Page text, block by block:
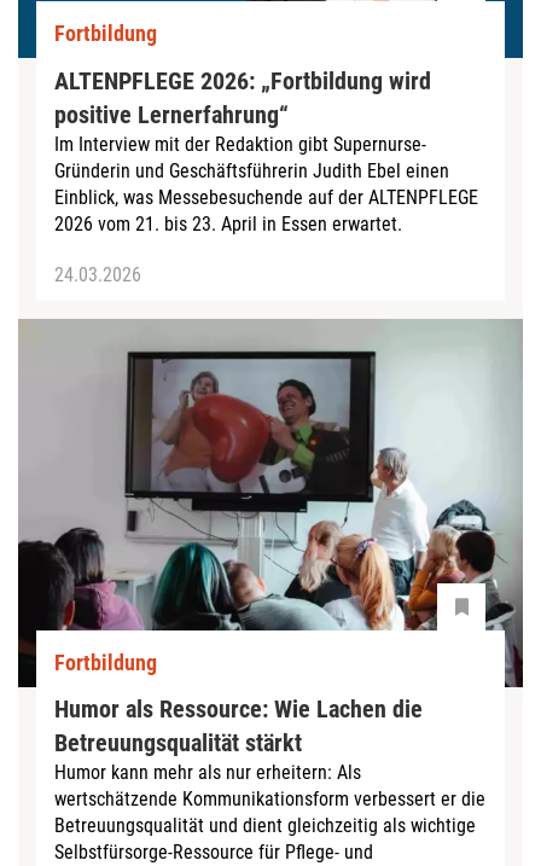
Fortbildung
ALTENPFLEGE 2026: „Fortbildung wird
positive Lernerfahrung“
Im Interview mit der Redaktion gibt Supernurse-
Gründerin und Geschäftsführerin Judith Ebel einen
Einblick, was Messebesuchende auf der ALTENPFLEGE
2026 vom 21. bis 23. April in Essen erwartet.
24.03.2026
Fortbildung
Humor als Ressource: Wie Lachen die
Betreuungsqualität stärkt
Humor kann mehr als nur erheitern: Als
wertschätzende Kommunikationsform verbessert er die
Betreuungsqualität und dient gleichzeitig als wichtige
Selbstfürsorge-Ressource für Pflege- und